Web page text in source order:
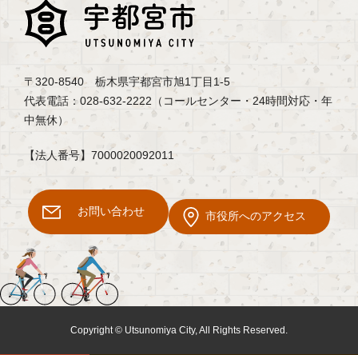
〒320-8540 栃木県宇都宮市旭1丁目1-5
代表電話：028-632-2222（コールセンター・24時間対応・年
中無休）
【法人番号】7000020092011
お問い合わせ 市役所へのアクセス
Copyright © Utsunomiya City, All Rights Reserved.